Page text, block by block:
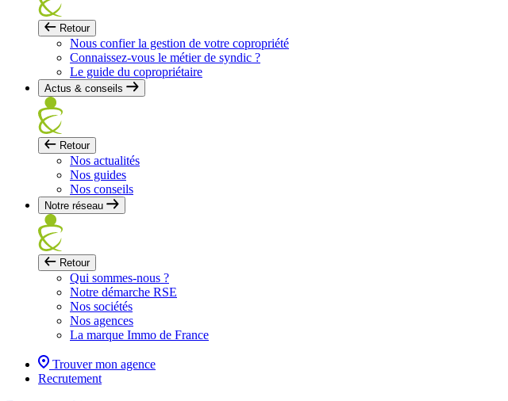
Retour
Nous confier la gestion de votre copropriété
Connaissez-vous le métier de syndic ?
Le guide du copropriétaire
Actus & conseils
Retour
Nos actualités
Nos guides
Nos conseils
Notre réseau
Retour
Qui sommes-nous ?
Notre démarche RSE
Nos sociétés
Nos agences
La marque Immo de France
Trouver mon agence
Recrutement